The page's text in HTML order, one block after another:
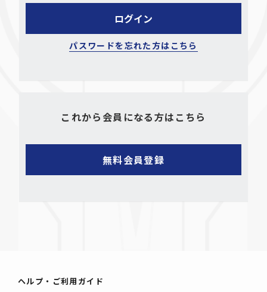
パスワードを忘れた方はこちら
これから会員になる方はこちら
ヘルプ・ご利用ガイド